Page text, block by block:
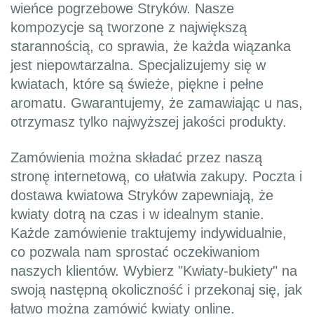
wieńce pogrzebowe Stryków. Nasze
kompozycje są tworzone z największą
starannością, co sprawia, że każda wiązanka
jest niepowtarzalna. Specjalizujemy się w
kwiatach, które są świeże, piękne i pełne
aromatu. Gwarantujemy, że zamawiając u nas,
otrzymasz tylko najwyższej jakości produkty.
Zamówienia można składać przez naszą
stronę internetową, co ułatwia zakupy. Poczta i
dostawa kwiatowa Stryków zapewniają, że
kwiaty dotrą na czas i w idealnym stanie.
Każde zamówienie traktujemy indywidualnie,
co pozwala nam sprostać oczekiwaniom
naszych klientów. Wybierz "Kwiaty-bukiety" na
swoją następną okoliczność i przekonaj się, jak
łatwo można zamówić kwiaty online.